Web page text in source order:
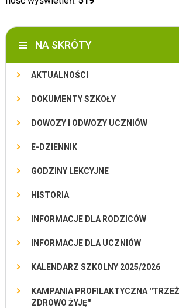
NA SKRÓTY
AKTUALNOŚCI
DOKUMENTY SZKOŁY
DOWOZY I ODWOZY UCZNIÓW
E-DZIENNIK
GODZINY LEKCYJNE
HISTORIA
INFORMACJE DLA RODZICÓW
INFORMACJE DLA UCZNIÓW
KALENDARZ SZKOLNY 2025/2026
KAMPANIA PROFILAKTYCZNA
ZDROWO ŻYJĘ''